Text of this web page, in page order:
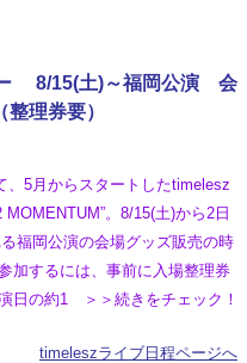
8/15(土)～福岡公演 会
理券要）
、5月からスタートしたtimelesz
。8/15(土)から2日
福岡公演の会場グッズ販売の時
加するには、事前に入場整理券
日の約1 ＞＞続きをチェック！
timeleszライブ日程ページへ